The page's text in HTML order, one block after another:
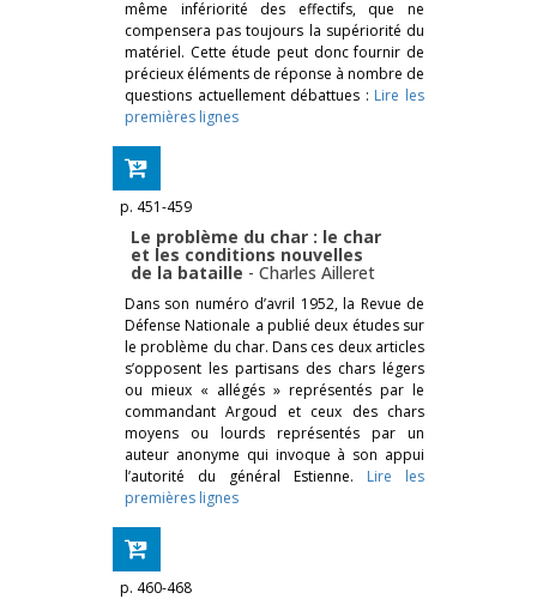
même infériorité des effectifs, que ne
compensera pas toujours la supériorité du
matériel. Cette étude peut donc fournir de
précieux éléments de réponse à nombre de
questions actuellement débattues : Lire les
premières lignes
p. 451-459
Le problème du char : le char
et les conditions nouvelles
de la bataille - Charles Ailleret
Dans son numéro d’avril 1952, la Revue de
Défense Nationale a publié deux études sur
le problème du char. Dans ces deux articles
s’opposent les partisans des chars légers
ou mieux « allégés » représentés par le
commandant Argoud et ceux des chars
moyens ou lourds représentés par un
auteur anonyme qui invoque à son appui
l’autorité du général Estienne. Lire les
premières lignes
p. 460-468